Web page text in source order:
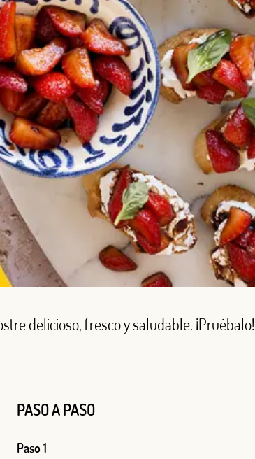
delicioso, fresco y saludable. ¡Pruébalo!
PASO A PASO
Paso 1